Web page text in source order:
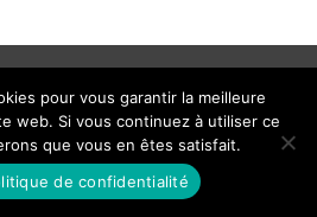
pour vous garantir la meilleure
web. Si vous continuez à utiliser ce
que vous en êtes satisfait.
de confidentialité